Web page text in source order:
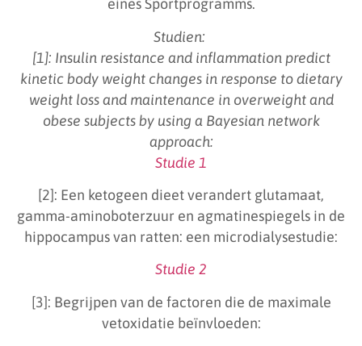
eines Sportprogramms.
Studien:
[1]: Insulin resistance and inflammation predict
kinetic body weight changes in response to dietary
weight loss and maintenance in overweight and
obese subjects by using a Bayesian network
approach:
Studie 1
[2]: Een ketogeen dieet verandert glutamaat,
gamma-aminoboterzuur en agmatinespiegels in de
hippocampus van ratten: een microdialysestudie:
Studie 2
[3]: Begrijpen van de factoren die de maximale
vetoxidatie beïnvloeden: